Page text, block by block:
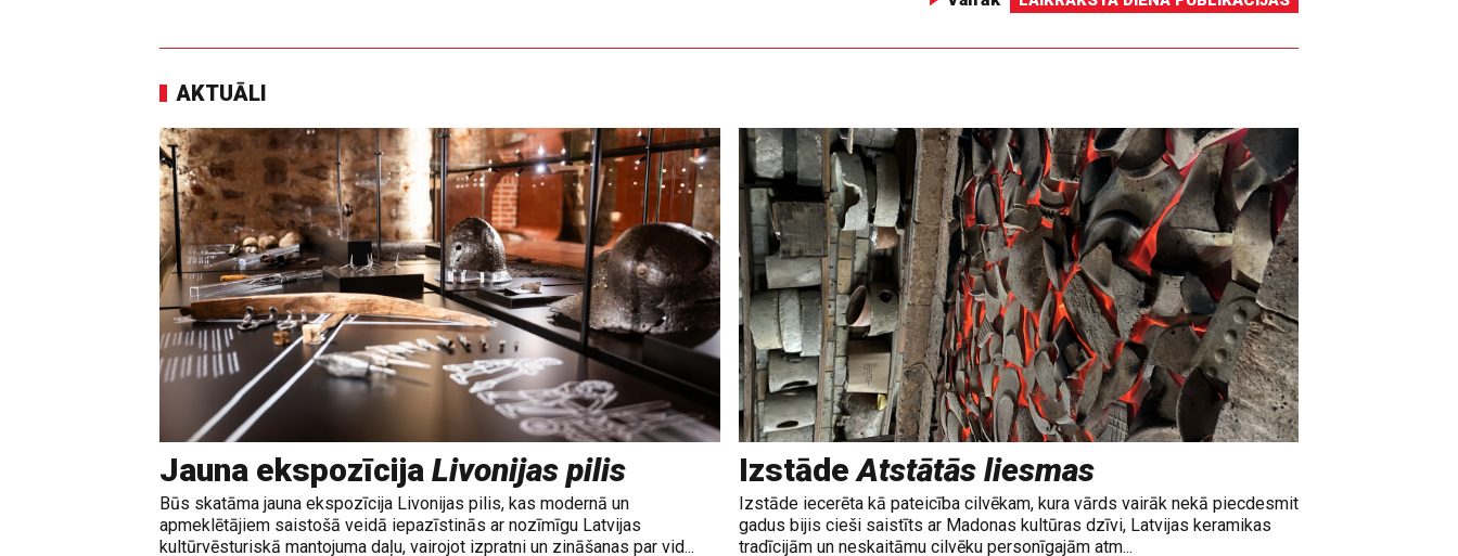
AKTUĀLI
Jauna ekspozīcija Livonijas pilis
Būs skatāma jauna ekspozīcija Livonijas pilis, kas modernā un
apmeklētājiem saistošā veidā iepazīstinās ar nozīmīgu Latvijas
kultūrvēsturiskā mantojuma daļu, vairojot izpratni un zināšanas par vid...
IzstādeAtstātās liesmas
Izstāde iecerēta kā pateicība cilvēkam, kura vārds vairāk nekā piecdesmit
gadus bijis cieši saistīts ar Madonas kultūras dzīvi, Latvijas keramikas
tradīcijām un neskaitāmu cilvēku personīgajām atm...